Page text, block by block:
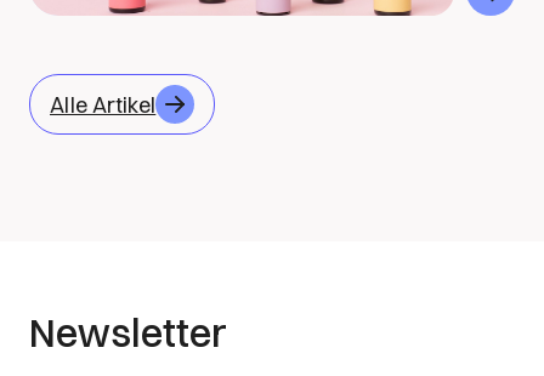
Alle Artikel
Newsletter